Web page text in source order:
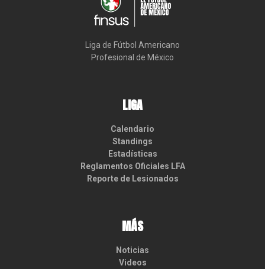
Liga de Fútbol Americano
Profesional de México
LIGA
Calendario
Standings
Estadísticas
Reglamentos Oficiales LFA
Reporte de Lesionados
MÁS
Noticias
Videos